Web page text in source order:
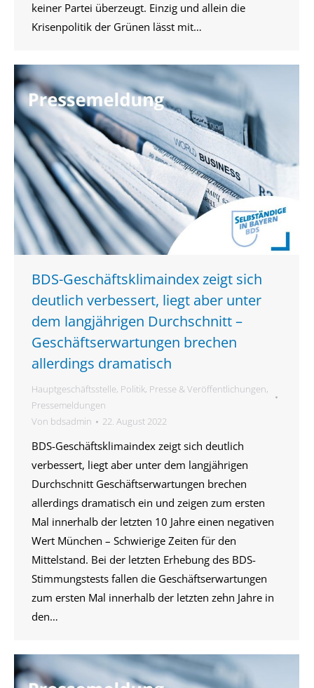
keiner Partei überzeugt. Einzig und allein die
Krisenpolitik der Grünen lässt mit…
BDS-Geschäftsklimaindex zeigt sich
deutlich verbessert, liegt aber unter
dem langjährigen Durchschnitt –
Geschäftserwartungen brechen
allerdings dramatisch
Hauptgeschäftsstelle, Politik, Presse & Veröffentlichungen,
Pressemeldungen
Von bdsadmin 22. August 2022
BDS-Geschäftsklimaindex zeigt sich deutlich
verbessert, liegt aber unter dem langjährigen
Durchschnitt Geschäftserwartungen brechen
allerdings dramatisch ein und zeigen zum ersten
Mal innerhalb der letzten 10 Jahre einen negativen
Wert München – Schwierige Zeiten für den
Mittelstand. Bei der letzten Erhebung des BDS-
Stimmungstests fallen die Geschäftserwartungen
zum ersten Mal innerhalb der letzten zehn Jahre in
den…